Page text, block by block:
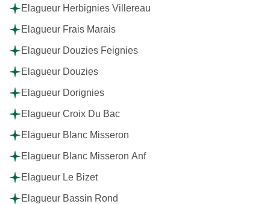
Elagueur Herbignies Villereau
Elagueur Frais Marais
Elagueur Douzies Feignies
Elagueur Douzies
Elagueur Dorignies
Elagueur Croix Du Bac
Elagueur Blanc Misseron
Elagueur Blanc Misseron Anf
Elagueur Le Bizet
Elagueur Bassin Rond